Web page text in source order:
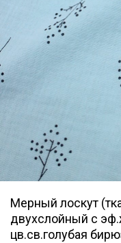
Мерный лоскут
двухслойный с
цв.св.голубая